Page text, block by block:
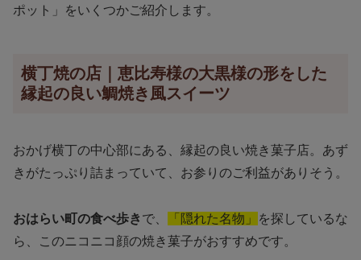
ポット」をいくつかご紹介します。
横丁焼の店｜恵比寿様の大黒様の形をした
縁起の良い鯛焼き風スイーツ
おかげ横丁の中心部にある、縁起の良い焼き菓子店。あず
きがたっぷり詰まっていて、お参りのご利益がありそう。
おはらい町の食べ歩き で、 「隠れた名物」
を探しているな
ら、このニコニコ顔の焼き菓子がおすすめです。